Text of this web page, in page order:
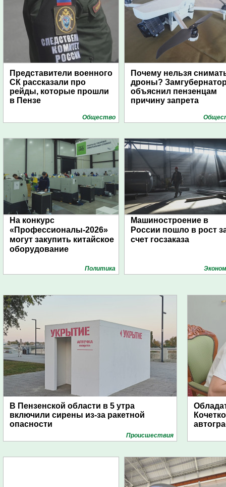
Представители военного
СК рассказали про
рейды, которые прошли
в Пензе
Общество
Почему нельзя
дроны?
объяснил пензенцам
причину запрета
На конкурс
«Профессионалы-2026»
могут закупить китайское
оборудование
Политика
Машиностроение в
России пошло в рост
счет госзаказа
В Пензенской области в 5 утра
включили сирены из-за ракетной
опасности
Проиcшествия